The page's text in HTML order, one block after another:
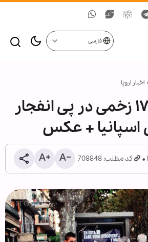
فارسی
اخبار اروپا
یک کشته و ۱۷ زخمی در پی انفجار
اسپانیا + عکس
کد مطلب: 708848